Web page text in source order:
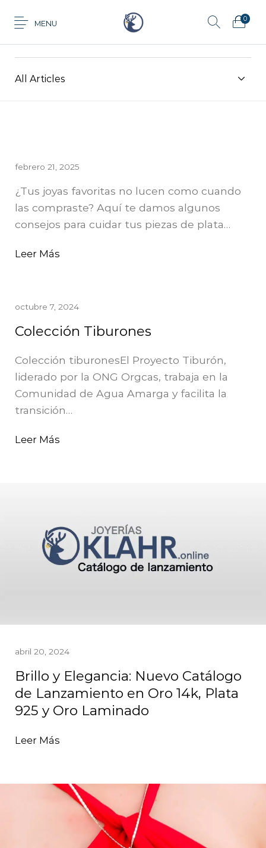
MENU
0
Juego
Plata 925
All Articles
febrero 21, 2025
¿Tus joyas favoritas no lucen como cuando
las compraste? Aquí te damos algunos
consejos para cuidar tus piezas de plata…
Leer Más
octubre 7, 2024
Colección Tiburones
Colección tiburonesEl Proyecto Tiburón,
liderado por la ONG Orgcas, trabaja en la
Comunidad de Agua Amarga y facilita la
transición…
Leer Más
abril 20, 2024
Brillo y Elegancia: Nuevo Catálogo
de Lanzamiento en Oro 14k, Plata
925 y Oro Laminado
Leer Más